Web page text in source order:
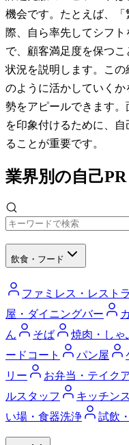
機会です。たとえば、
際、自ら率先してシフ
で、顧客満足度を保つ
状況を説明します。こ
のように活かしていく
勢をアピールできます。
を印象付けるために、自
ることが重要です。
業界別の自己
飲食・フード
ファミレス・レスト
屋・ダイニングバー
ん
そば 焼肉・しゃ
ードコート
パン屋
リー
お弁当・テイク
ルスタッフ
キッチン
い場・食器洗浄
試飲